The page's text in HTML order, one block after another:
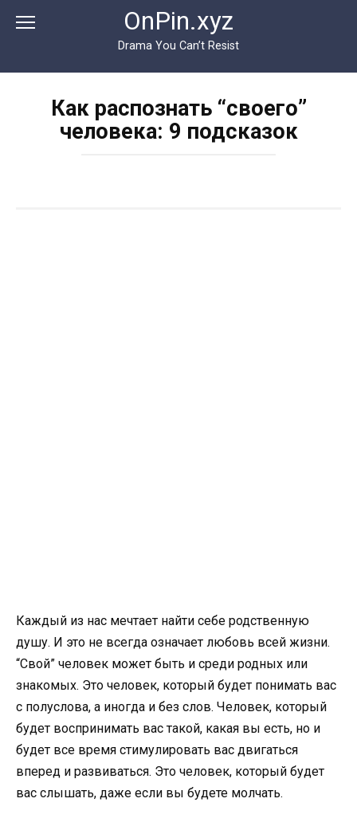
OnPin.xyz
Drama You Can’t Resist
Как распознать “своего”
человека: 9 подсказок
Каждый из нас мечтает найти себе родственную
душу. И это не всегда означает любовь всей жизни.
“Свой” человек может быть и среди родных или
знакомых. Это человек, который будет понимать вас
с полуслова, а иногда и без слов. Человек, который
будет воспринимать вас такой, какая вы есть, но и
будет все время стимулировать вас двигаться
вперед и развиваться. Это человек, который будет
вас слышать, даже если вы будете молчать.